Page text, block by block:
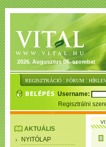
2026. Augusztus 08. szombat
REGISZTRÁCIÓ : FÓRUM :
Username:
Regisztrálni
AKTUÁLIS
NYITÓLAP